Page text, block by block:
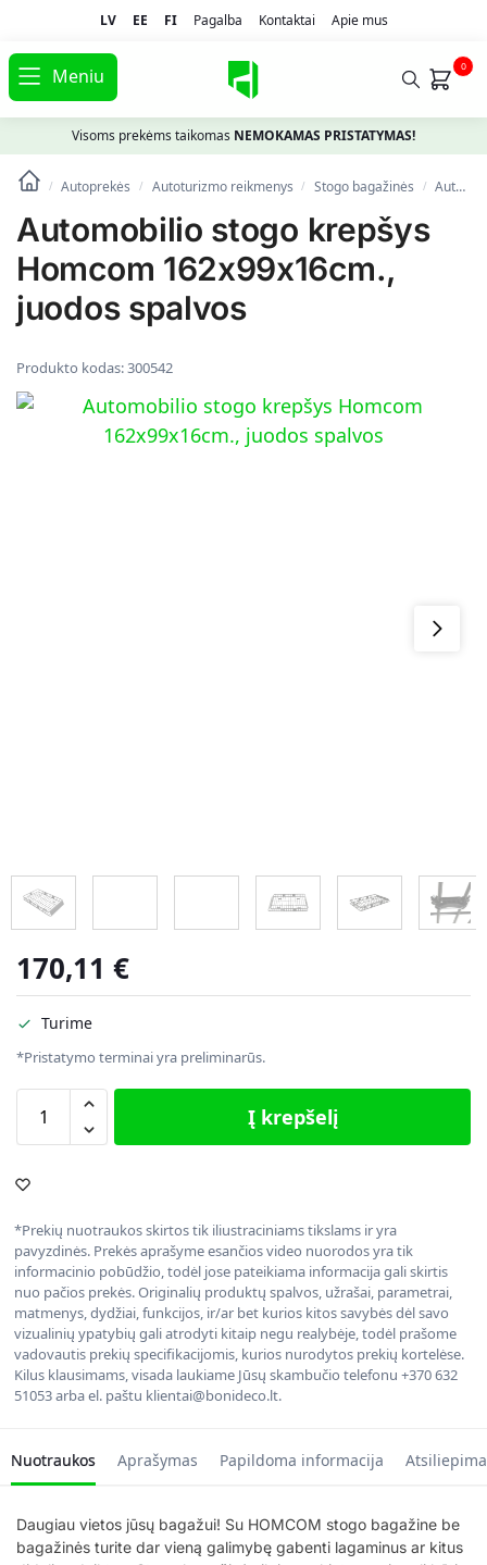
LV EE FI Pagalba Kontaktai Apie mus
Meniu 0
Visoms prekėms taikomas NEMOKAMAS PRISTATYMAS!
/ Autoprekės / Autoturizmo reikmenys / Stogo bagažinės / Automobilio stogo krepšys Homcom 162x99x16cm., juodos spalvos
Automobilio stogo krepšys
Homcom 162x99x16cm.,
juodos spalvos
Produkto kodas:300542
170,11 €
Turime
*Pristatymo terminai yra preliminarūs.
Į krepšelį
*Prekių nuotraukos skirtos tik iliustraciniams tikslams ir yra
pavyzdinės. Prekės aprašyme esančios video nuorodos yra tik
informacinio pobūdžio, todėl jose pateikiama informacija gali skirtis
nuo pačios prekės. Originalių produktų spalvos, užrašai, parametrai,
matmenys, dydžiai, funkcijos, ir/ar bet kurios kitos savybės dėl savo
vizualinių ypatybių gali atrodyti kitaip negu realybėje, todėl prašome
vadovautis prekių specifikacijomis, kurios nurodytos prekių kortelėse.
Kilus klausimams, visada laukiame Jūsų skambučio telefonu +370 632
51053 arba el. paštu klientai@bonideco.lt.
Nuotraukos Aprašymas Papildoma informacija
Daugiau vietos jūsų bagažui! Su HOMCOM stogo bagažine be
bagažinės turite dar vieną galimybę gabenti lagaminus ar kitus